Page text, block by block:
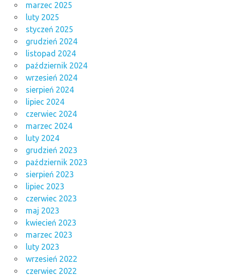
marzec 2025
luty 2025
styczeń 2025
grudzień 2024
listopad 2024
październik 2024
wrzesień 2024
sierpień 2024
lipiec 2024
czerwiec 2024
marzec 2024
luty 2024
grudzień 2023
październik 2023
sierpień 2023
lipiec 2023
czerwiec 2023
maj 2023
kwiecień 2023
marzec 2023
luty 2023
wrzesień 2022
czerwiec 2022